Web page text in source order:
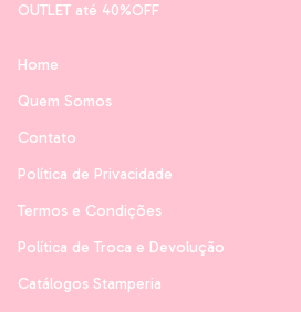
OUTLET até 40%OFF
Home
Quem Somos
Contato
Política de Privacidade
Termos e Condições
Política de Troca e Devolução
Catálogos Stamperia